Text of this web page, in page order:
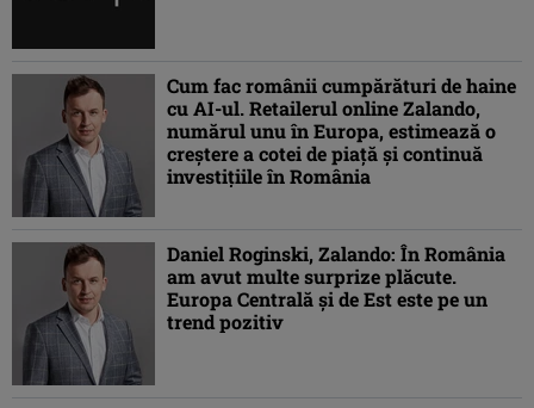
Cum fac românii cumpărături de haine
cu AI-ul. Retailerul online Zalando,
numărul unu în Europa, estimează o
creștere a cotei de piață și continuă
investițiile în România
Daniel Roginski, Zalando: În România
am avut multe surprize plăcute.
Europa Centrală și de Est este pe un
trend pozitiv